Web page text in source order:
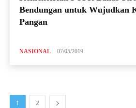
Bendungan untuk Wujudkan
Pangan
NASIONAL 07/05/2019
1 2